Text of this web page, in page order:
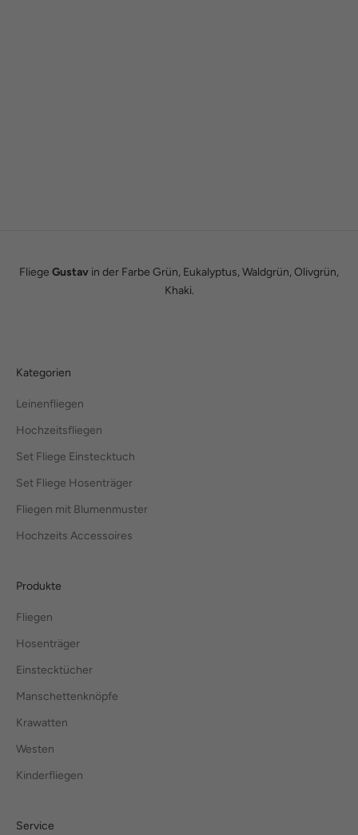
Fliege Gustav in der Farbe Grün, Eukalyptus, Waldgrün, Olivgrün,
Khaki.
Kategorien
Leinenfliegen
Hochzeitsfliegen
Set Fliege Einstecktuch
Set Fliege Hosenträger
Fliegen mit Blumenmuster
Hochzeits Accessoires
Produkte
Fliegen
Hosenträger
Einstecktücher
Manschettenknöpfe
Krawatten
Westen
Kinderfliegen
Service